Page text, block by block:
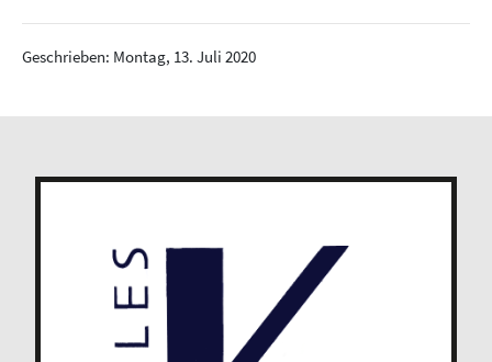
Geschrieben: Montag, 13. Juli 2020